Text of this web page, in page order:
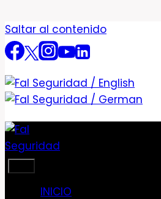
Saltar al contenido
INICIO